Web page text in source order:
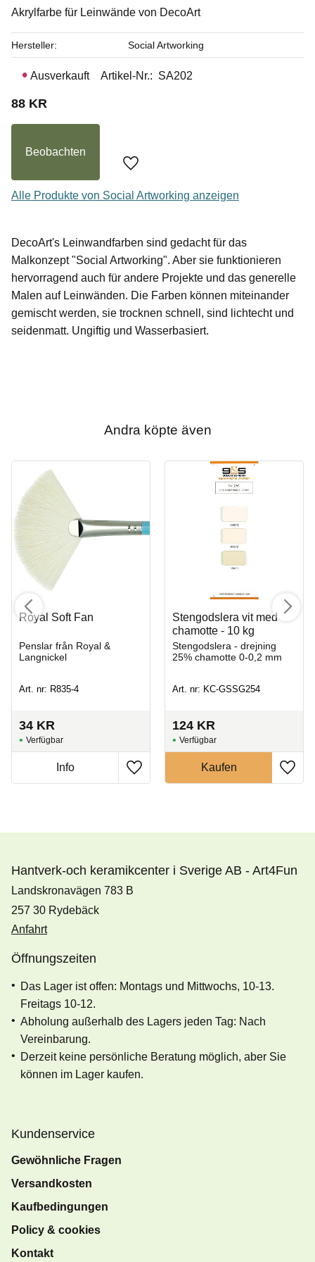
Akrylfarbe für Leinwände von DecoArt
88 KR
Zu Favoriten hinzufügen
Beobachten
Ausverkauft Artikel-Nr. SA202
Hersteller Social Artworking
Alle Produkte von Social Artworking anzeigen
DecoArt's Leinwandfarben sind gedacht für das
Malkonzept "Social Artworking". Aber sie funktionieren
hervorragend auch für andere Projekte und das generelle
Malen auf Leinwänden. Die Farben können miteinander
gemischt werden, sie trocknen schnell, sind lichtecht und
seidenmatt. Ungiftig und Wasserbasiert.
Andra köpte även
Royal Soft Fan
Penslar från Royal &
Langnickel
Art. nr: R835-4
34 KR
Stengodslera vit med
chamotte - 10 kg
Stengodslera - drejning
25% chamotte 0-0,2 mm
Art. nr: KC-GSSG254
124 KR
Hantverk-och keramikcenter i Sverige AB - Art4Fun
Landskronavägen 783 B
257 30 Rydebäck
Anfahrt
Öffnungszeiten
Das Lager ist offen: Montags und Mittwochs, 10-13.
Freitags 10-12.
Abholung außerhalb des Lagers jeden Tag: Nach
Vereinbarung.
Derzeit keine persönliche Beratung möglich, aber Sie
können im Lager kaufen.
Kundenservice
Gewöhnliche Fragen
Versandkosten
Kaufbedingungen
Policy & cookies
Kontakt